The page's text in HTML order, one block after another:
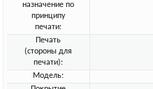
назначение по
принципу
печати:
Печать
(стороны для
печати):
Модель: